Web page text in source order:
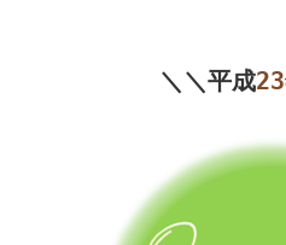
＼＼平成23